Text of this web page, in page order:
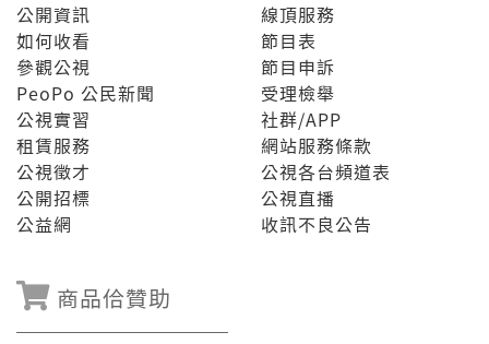
公開資訊
如何收看
參觀公視
PeoPo 公民新聞
公視實習
租賃服務
公視徵才
公開招標
公益網
線頂服務
節目表
節目申訴
受理檢舉
社群/APP
網站服務條款
公視各台頻道表
公視直播
收訊不良公告
商品佮贊助